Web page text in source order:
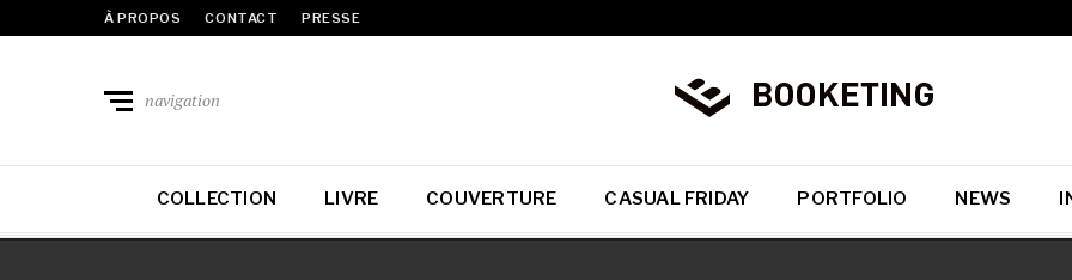
À PROPOS CONTACT PRESSE
navigation
COLLECTION LIVRE COUVERTURE CASUAL FRIDAY PORTFOLIO NEWS